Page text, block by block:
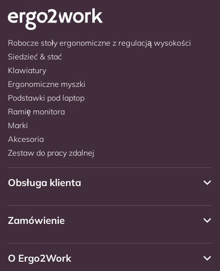
Robocze stoły ergonomiczne z regulacją wysokości
Siedzieć & stać
Klawiatury
Ergonomiczne myszki
Podstawki pod laptop
Ramię monitora
Marki
Akcesoria
Zestaw do pracy zdalnej
Obsługa klienta
Zamówienie
O Ergo2Work